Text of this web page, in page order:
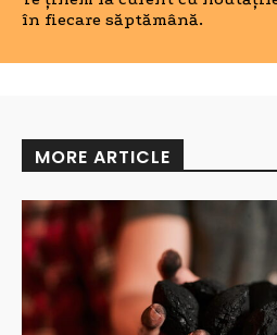
în fiecare săptămână.
MORE ARTICLE